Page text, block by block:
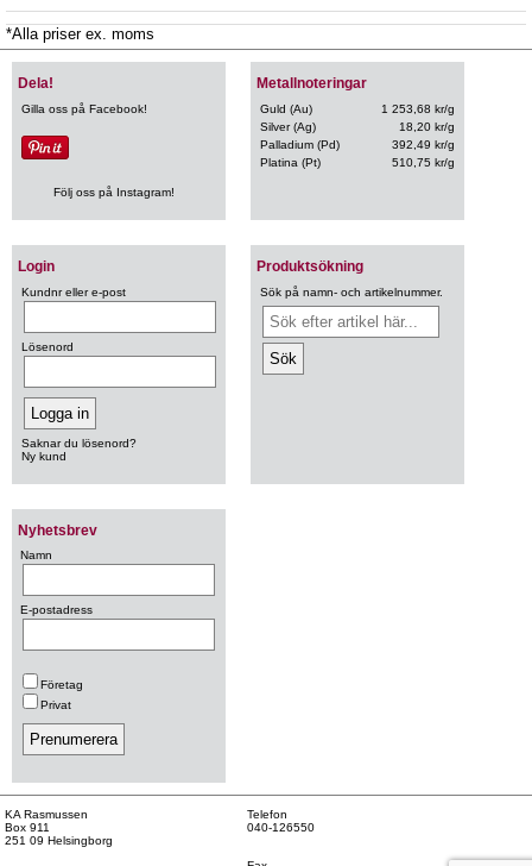
*Alla priser ex. moms
Metallnoteringar
Guld (Au)
1 253,68 kr/g
Silver (Ag)
18,20 kr/g
Palladium (Pd)
392,49 kr/g
Platina (Pt)
510,75 kr/g
Login
Kundnr eller e-post
Lösenord
Saknar du lösenord?
Ny kund
Produktsökning
Sök på namn- och artikelnummer.
Nyhetsbrev
Namn
E-postadress
Företag
Privat
Dela!
Gilla oss på Facebook!
Följ oss på Instagram!
KA Rasmussen
Box 911
251 09 Helsingborg
Telefon
040-126550